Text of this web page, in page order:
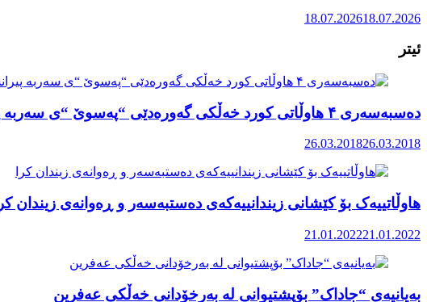
18.07.202618.07.2026
ئیتر
دەسبەسەری ۴ هاوڵاتی کورد خەڵکی گەورەدێی “پەسوێ “ی سەربە پیرانشار
26.03.201826.03.2018
هاوڵاتییەک بۆ کێشانی زیندانییەکەی دەستبەسەر و ڕەوانەی زیندان کرا
21.01.202221.01.2022
بەیانیەی “جاداک” بۆپشتیوانی لە بەرخۆدانی خەڵکی عەفرین